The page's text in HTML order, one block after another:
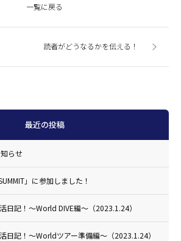
一覧に戻る
読者がどうなるかを伝える！
最近の投稿
らせ
」に参加しました！
日記！〜World DIVE編〜（2023.1.24）
日記！〜Worldツアー準備編〜（2023.1.24）